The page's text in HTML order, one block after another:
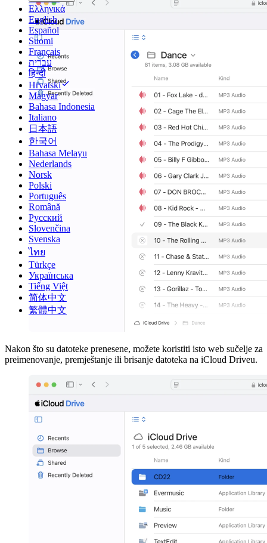
Ελληνικά
English
Español
Suomi
Français
עברית
हिन्दी
Hrvatski
Magyar
Bahasa Indonesia
Italiano
日本語
한국어
Bahasa Melayu
Nederlands
Norsk
Polski
Português
Română
Русский
Slovenčina
Svenska
ไทย
Türkçe
Українська
Tiếng Việt
简体中文
繁體中文
Nakon što su datoteke prenesene, možete koristiti isto web sučelje za
preimenovanje, premještanje ili brisanje datoteka na iCloud Driveu.